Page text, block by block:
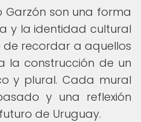
Garzón son una forma
y la identidad cultural
recordar a aquellos
la construcción de un
y plural. Cada mural
y una reflexión
de Uruguay.